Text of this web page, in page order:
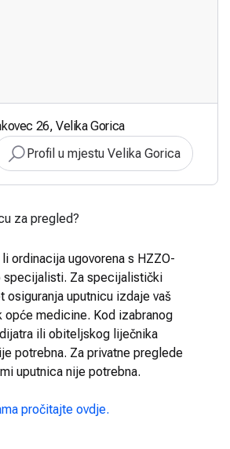
26, Velika Gorica
Profil u mjestu Velika Gorica
za pregled?
ordinacija ugovorena s HZZO-
specijalisti. Za specijalistički
osiguranja uputnicu izdaje vaš
opće medicine. Kod izabranog
ili obiteljskog liječnika
potrebna. Za privatne preglede
uputnica nije potrebna.
pročitajte ovdje.